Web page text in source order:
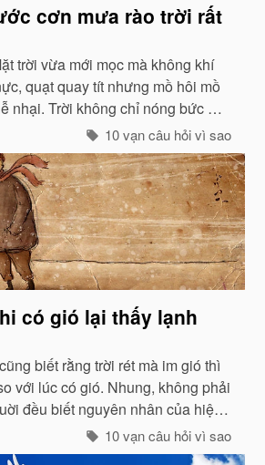
cơn mưa rào trời rất
trời vừa mới mọc mà không khí
quạt quay tít nhưng mồ hôi mồ
nhại. Trời không chỉ nóng bức mà
nữa: Đó chính là dấu hiệu bắt đẩu
rào...
10 vạn câu hỏi vì sao
có gió lại thấy lạnh
biết rằng trời rét mà im gió thì
với lúc có gió. Nhung, không phải
đều biết nguyên nhân của hiện
các sinh vật mới cảm thấy giá buốt
các vật vô sinh thì không.
10 vạn câu hỏi vì sao